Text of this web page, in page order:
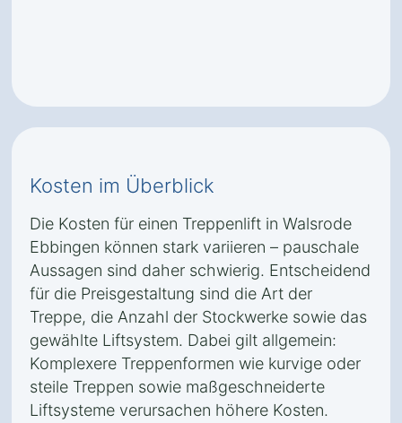
Kosten im Überblick
Die Kosten für einen Treppenlift in Walsrode
Ebbingen können stark variieren – pauschale
Aussagen sind daher schwierig. Entscheidend
für die Preisgestaltung sind die Art der
Treppe, die Anzahl der Stockwerke sowie das
gewählte Liftsystem. Dabei gilt allgemein:
Komplexere Treppenformen wie kurvige oder
steile Treppen sowie maßgeschneiderte
Liftsysteme verursachen höhere Kosten.